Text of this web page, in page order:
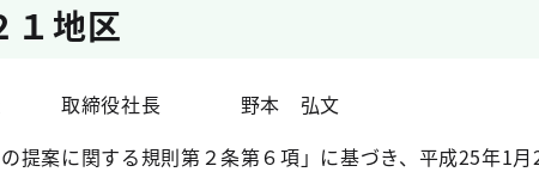
地区
会社 取締役社長 野本 弘文
提案に関する規則第２条第６項」に基づき、平成25年1